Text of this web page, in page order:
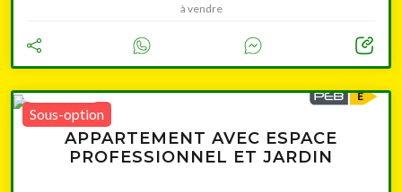
à vendre
Sous-option
150 000 €
APPARTEMENT AVEC ESPACE
PROFESSIONNEL ET JARDIN